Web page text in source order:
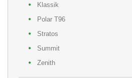
Klassik
Polar T96
Stratos
Summit
Zenith